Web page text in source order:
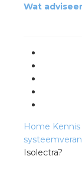
Wat
Home Kennis
Isolectra?